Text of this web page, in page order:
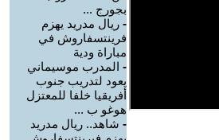
بجورج ...
- ريال مدريد يهزم
فرينتسفاروش في
مباراة ودية
- المدرب موسيماني
يعود لتدريب جنوب
أفريقيا خلفا للمعتزل
هوغو ب ...
- شاهد.. ريال مدريد